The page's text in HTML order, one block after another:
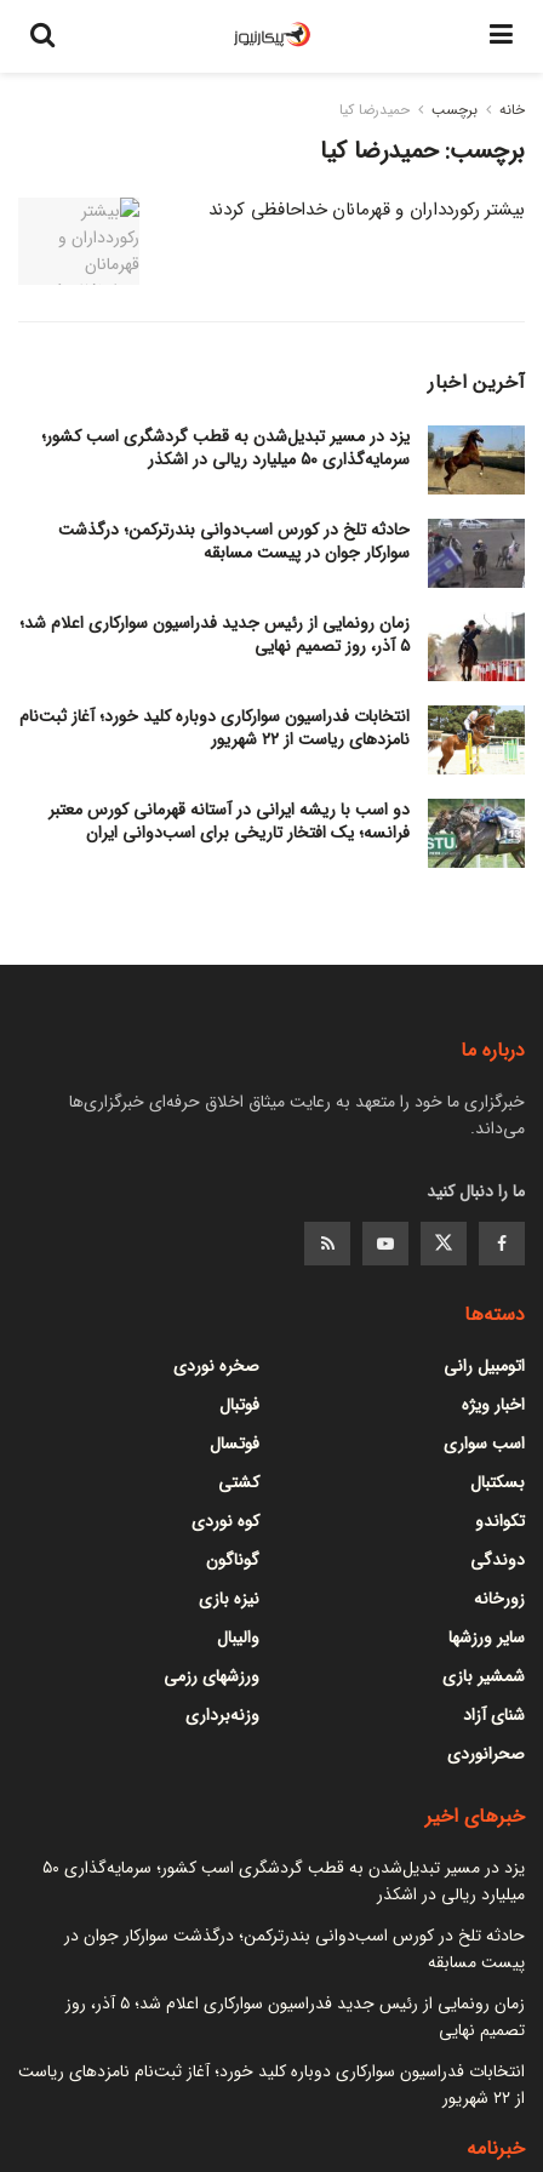
خانه برچسب حمیدرضا کیا
برچسب:حمیدرضا کیا
بیشتر رکوردداران و قهرمانان خداحافظی کردند
آخرین اخبار
یزد در مسیر تبدیل‌شدن به قطب گردشگری اسب کشور؛
سرمایه‌گذاری ۵۰ میلیارد ریالی در اشکذر
حادثه تلخ در کورس اسب‌دوانی بندرترکمن؛ درگذشت
سوارکار جوان در پیست مسابقه
زمان رونمایی از رئیس جدید فدراسیون سوارکاری اعلام شد؛
۵ آذر، روز تصمیم نهایی
انتخابات فدراسیون سوارکاری دوباره کلید خورد؛ آغاز ثبت‌نام
نامزدهای ریاست از ۲۲ شهریور
دو اسب با ریشه ایرانی در آستانه قهرمانی کورس معتبر
فرانسه؛ یک افتخار تاریخی برای اسب‌دوانی ایران
درباره ما
خبرگزاری ما خود را متعهد به رعایت میثاق اخلاق حرفه‌ای خبرگزاری‌ها
می‌داند.
ما را دنبال کنید
دسته‌ها
اتومبیل رانی
اخبار ویژه
اسب سواری
بسکتبال
تکواندو
دوندگی
زورخانه
سایر ورزشها
شمشیر بازی
شنای آزاد
صحرانوردی
صخره نوردی
فوتبال
فوتسال
کشتی
کوه نوردی
گوناگون
نیزه بازی
والیبال
ورزشهای رزمی
وزنه‌برداری
خبرهای اخیر
یزد در مسیر تبدیل‌شدن به قطب گردشگری اسب کشور؛ سرمایه‌گذاری ۵۰
میلیارد ریالی در اشکذر
حادثه تلخ در کورس اسب‌دوانی بندرترکمن؛ درگذشت سوارکار جوان در
پیست مسابقه
زمان رونمایی از رئیس جدید فدراسیون سوارکاری اعلام شد؛ ۵ آذر، روز
تصمیم نهایی
انتخابات فدراسیون سوارکاری دوباره کلید خورد؛ آغاز ثبت‌نام نامزدهای ریاست
از ۲۲ شهریور
خبرنامه